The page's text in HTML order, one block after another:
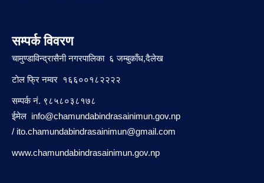
सम्पर्क विवरण
चामुण्डाविन्द्रासैनी नगरपालिका ६ जम्बुकाँध,दैलेख
टाेल फ्रि नम्वर १६६००१८२२२२
सम्पर्क नं. ९८५८०३८१७८
ईमेल info@chamundabindrasainimun.gov.np
/ ito.chamundabindrasainimun@gmail.com
www.chamundabindrasainimun.gov.np